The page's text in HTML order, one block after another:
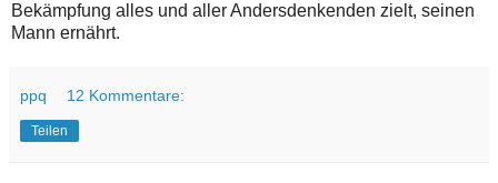
Bekämpfung alles und aller Andersdenkenden zielt, seinen
Mann ernährt.
ppq 12 Kommentare:
Teilen